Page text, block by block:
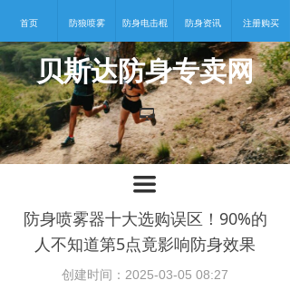
贝斯达防身专卖网
首页 防狼喷雾 防身电击棍 防身资讯 注册购买
넡
防身喷雾器十大选购误区！90%的
人不知道第5点竟影响防身效果
创建时间： 2025-03-05 08:27
끀